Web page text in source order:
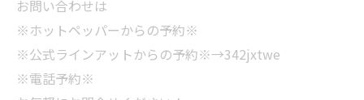
お問い合わせは
※ホットペッパーからの予約※
※公式ラインアットからの予約※→342jxtwe
※電話予約※